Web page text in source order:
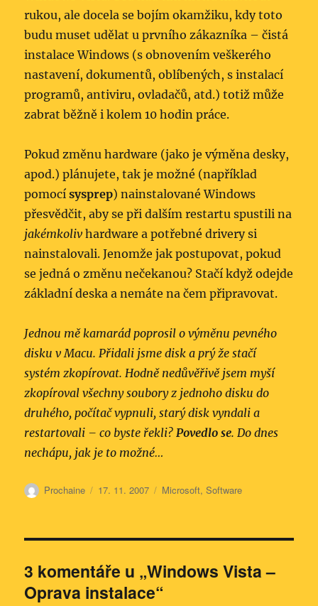
rukou, ale docela se bojím okamžiku, kdy toto
budu muset udělat u prvního zákazníka – čistá
instalace Windows (s obnovením veškerého
nastavení, dokumentů, oblíbených, s instalací
programů, antiviru, ovladačů, atd.) totiž může
zabrat běžně i kolem 10 hodin práce.
Pokud změnu hardware (jako je výměna desky,
apod.) plánujete, tak je možné (například
pomocísysprep) nainstalované Windows
přesvědčit, aby se při dalším restartu spustili na
jakémkoliv hardware a potřebné drivery si
nainstalovali. Jenomže jak postupovat, pokud
se jedná o změnu nečekanou? Stačí když odejde
základní deska a nemáte na čem připravovat.
Jednou mě kamarád poprosil o výměnu pevného
disku v Macu. Přidali jsme disk a prý že stačí
systém zkopírovat. Hodně nedůvěřivě jsem myší
zkopíroval všechny soubory z jednoho disku do
druhého, počítač vypnuli, starý disk vyndali a
restartovali – co byste řekli? Povedlo se. Do dnes
nechápu, jak je to možné…
Autor:
Prochaine Publikováno:
17. 11. 2007 Rubriky:
Microsoft,Software
3 komentáře u „Windows Vista –
Oprava instalace“